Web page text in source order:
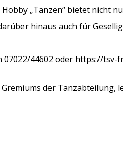
Hobby „Tanzen“ bietet nicht
hinaus auch für
44602 oder https://
der Tanzabteilung,